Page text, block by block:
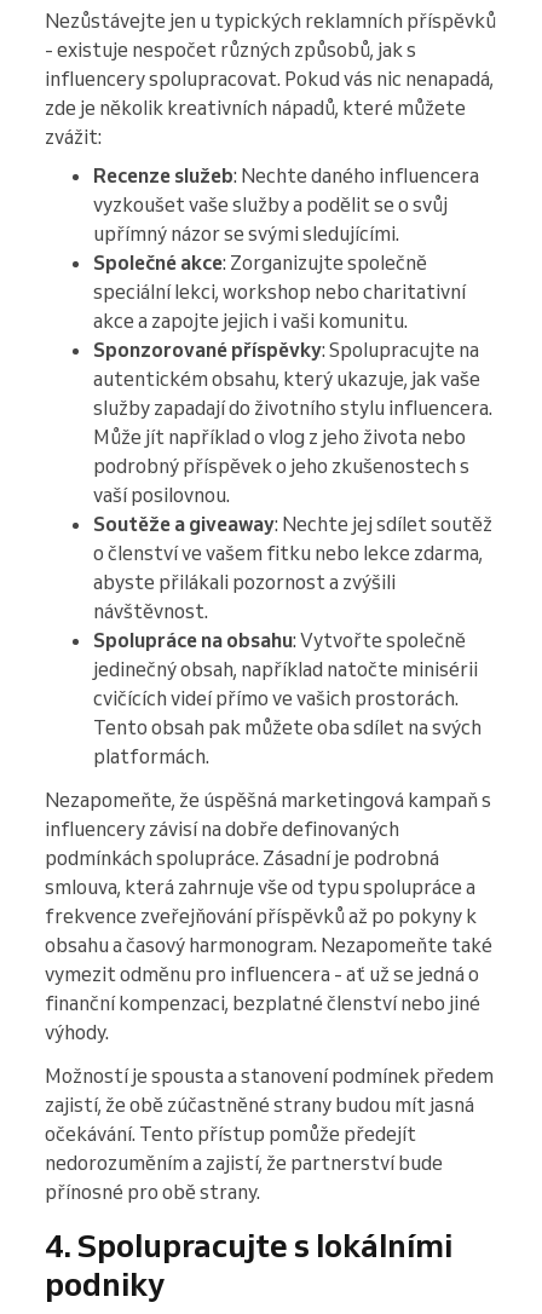
Nezůstávejte jen u typických reklamních příspěvků
- existuje nespočet různých způsobů, jak s
influencery spolupracovat. Pokud vás nic nenapadá,
zde je několik kreativních nápadů, které můžete
zvážit:
Recenze služeb: Nechte daného influencera
vyzkoušet vaše služby a podělit se o svůj
upřímný názor se svými sledujícími.
Společné akce: Zorganizujte společně
speciální lekci, workshop nebo charitativní
akce a zapojte jejich i vaši komunitu.
Sponzorované příspěvky: Spolupracujte na
autentickém obsahu, který ukazuje, jak vaše
služby zapadají do životního stylu influencera.
Může jít například o vlog z jeho života nebo
podrobný příspěvek o jeho zkušenostech s
vaší posilovnou.
Soutěže a giveaway: Nechte jej sdílet soutěž
o členství ve vašem fitku nebo lekce zdarma,
abyste přilákali pozornost a zvýšili
návštěvnost.
Spolupráce na obsahu: Vytvořte společně
jedinečný obsah, například natočte minisérii
cvičících videí přímo ve vašich prostorách.
Tento obsah pak můžete oba sdílet na svých
platformách.
Nezapomeňte, že úspěšná marketingová kampaň s
influencery závisí na dobře definovaných
podmínkách spolupráce. Zásadní je podrobná
smlouva, která zahrnuje vše od typu spolupráce a
frekvence zveřejňování příspěvků až po pokyny k
obsahu a časový harmonogram. Nezapomeňte také
vymezit odměnu pro influencera - ať už se jedná o
finanční kompenzaci, bezplatné členství nebo jiné
výhody.
Možností je spousta a stanovení podmínek předem
zajistí, že obě zúčastněné strany budou mít jasná
očekávání. Tento přístup pomůže předejít
nedorozuměním a zajistí, že partnerství bude
přínosné pro obě strany.
4. Spolupracujte s lokálními
podniky